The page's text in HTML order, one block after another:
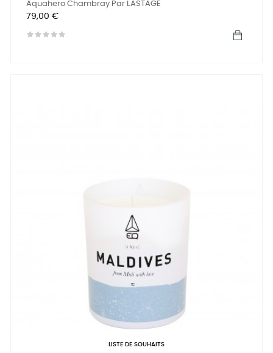
Aquahero Chambray Par LASTAGE
Prix
79,00 €
LISTE DE SOUHAITS